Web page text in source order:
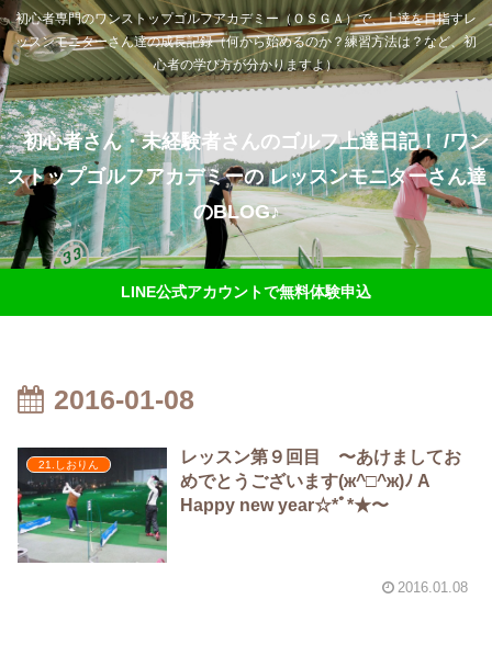
初心者専門のワンストップゴルフアカデミー（ＯＳＧＡ）で、上達を目指すレ
ッスンモニターさん達の成長記録（何から始めるのか？練習方法は？など、初
心者の学び方が分かりますよ）
初心者さん・未経験者さんのゴルフ上達日記！ /ワン
ストップゴルフアカデミーの レッスンモニターさん達
のBLOG♪
LINE公式アカウントで無料体験申込
2016-01-08
21.しおりん
レッスン第９回目 〜あけましてお
めでとうございます(ж^□^ж)ﾉ A
Happy new year☆*ﾟ*★〜
2016.01.08